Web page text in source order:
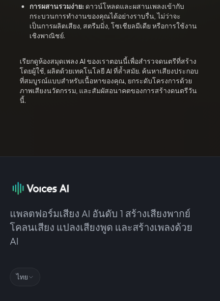
การผสานรวมง่าย: ดาวน์โหลดและผสานเพลงเข้ากับ
กระบวนการทำงานของคุณได้อย่างราบรื่น, ไม่ว่าจะ
เป็นการผลิตเสียง, สตรีมมิ่ง, โซเชียลมีเดีย หรือการใช้งาน
เชิงพาณิชย์.
เรียกดูห้องสมุดเพลง AI ของเราตอนนี้เพื่อสำรวจดนตรีที่สร้าง
โดยผู้ใช้, ผลิตด้วยเทคโนโลยี AI ที่ล้ำสมัย. ค้นหาเสียงประกอบ
ที่สมบูรณ์แบบสำหรับเนื้อหาของคุณ, ยกระดับโครงการด้วย
ภาพเสียงนวัตกรรม, และสัมผัสอนาคตของการสร้างดนตรีวัน
นี้.
แพลตฟอร์มเสียง AI อันดับ 1 สร้างเสียงพากย์
โคลนเสียง แปลงเสียงพูด และสร้างเพลงด้วย
AI
ไทย